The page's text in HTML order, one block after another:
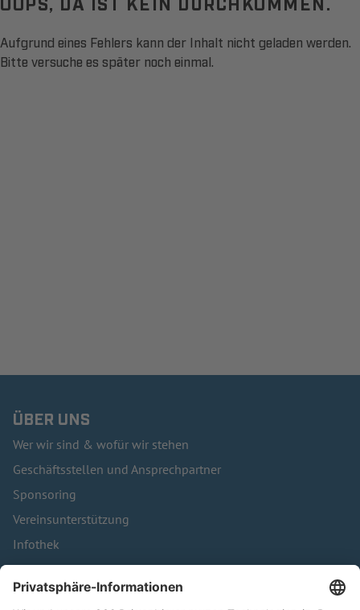
Aufgrund eines Fehlers kann der Inhalt nicht geladen werden.
Bitte versuche es später noch einmal.
ÜBER UNS
Wer wir sind & wofür wir stehen
Geschäftsstellen und Ansprechpartner
Sponsoring
Vereinsunterstützung
Infothek
Kontakt